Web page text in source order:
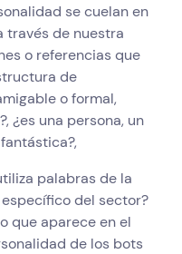
se cuelan en
través de nuestra
o referencias que
de
o formal,
¿es una persona, un
palabras de la
del sector?
que aparece en el
de los bots